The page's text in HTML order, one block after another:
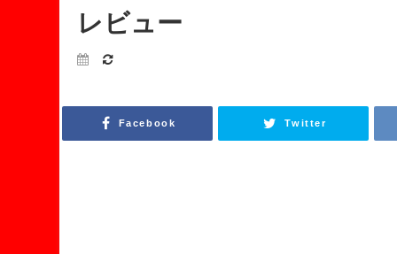
レビュー
Facebook Twitter